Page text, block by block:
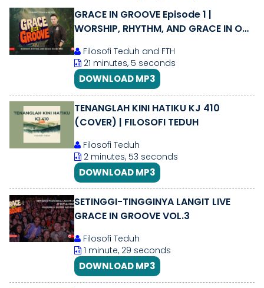
GRACE IN GROOVE Episode 1 |
WORSHIP, RHYTHM, AND GRACE IN ONE
Filosofi Teduh and FTH
21 minutes, 5 seconds
DOWNLOAD MP3
TENANGLAH KINI HATIKU KJ 410
(COVER) | FILOSOFI TEDUH
Filosofi Teduh
2 minutes, 53 seconds
DOWNLOAD MP3
SETINGGI-TINGGINYA LANGIT LIVE
GRACE IN GROOVE VOL.3
Filosofi Teduh
1 minute, 29 seconds
DOWNLOAD MP3